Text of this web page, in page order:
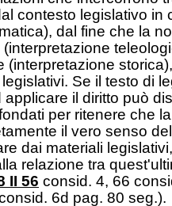
contesto legislativo in
dal fine che la
(interpretazione
Se il testo di
applicare il diritto può
per ritenere che
il vero senso
dai materiali
relazione tra
II 56 consid. 4, 66
6d pag. 80 seg.).